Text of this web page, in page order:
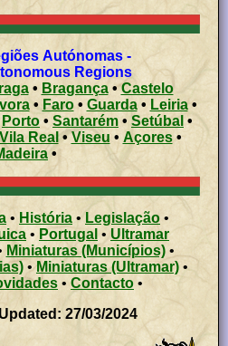
-
Regions
• Bragança•Castelo
• Faro• Guarda• Leiria•
Porto • Santarém • Setúbal •
Vila Real•Viseu • Açores •
•
• História • Legislação •
• Portugal • Ultramar
Miniaturas (Municípios)•
•Miniaturas (Ultramar) •
• Contacto •
27/03/2024